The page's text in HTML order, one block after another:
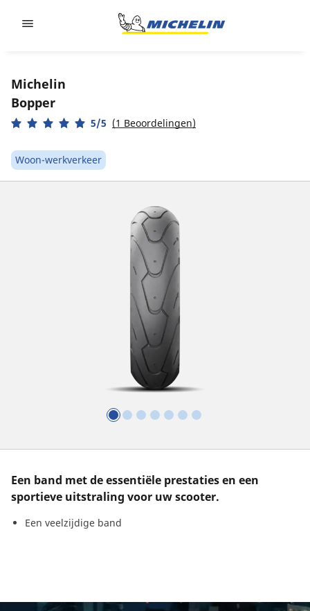
Michelin
Bopper
5/5 (1 Beoordelingen)
Woon-werkverkeer
Een band met de essentiële prestaties en een
sportieve uitstraling voor uw scooter.
Een veelzijdige band